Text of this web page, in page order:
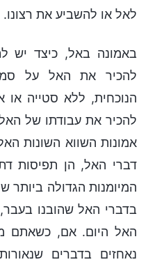
לאל או להשביע את רצונו.
באמונה באל, כיצד יש
להכיר את האל על
הנוכחית, ללא סטייה או
להכיר את עבודתו של
אמונות השווא השונות
דברי האל, הן תפיסות
המיומנות הגדולה ביותר
בדברי האל שהובנו
האל היום. אם, כשאתם
נאחזים בדברים